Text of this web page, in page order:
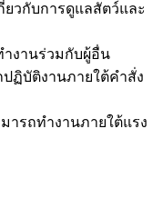
ยวกับการดูแลสัตว์และ
งานร่วมกับผู้อื่น
ฏิบัติงานภายใต้คำสั่ง
ารถทำงานภายใต้แรง